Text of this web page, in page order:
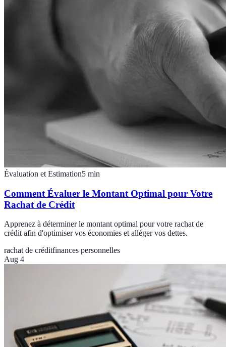
Évaluation et Estimation5 min
Comment Évaluer le Montant Optimal pour Votre
Rachat de Crédit
Apprenez à déterminer le montant optimal pour votre rachat de
crédit afin d'optimiser vos économies et alléger vos dettes.
rachat de créditfinances personnelles
Aug 4